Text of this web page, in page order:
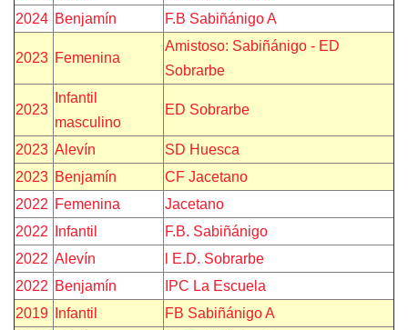
2024 Benjamín F.B Sabiñánigo A
2023 Femenina
Amistoso: Sabiñánigo - ED
Sobrarbe
2023
Infantil
masculino
ED Sobrarbe
2023 Alevín
SD Huesca
2023 Benjamín
CF Jacetano
2022 Femenina
Jacetano
2022
Infantil
F.B. Sabiñánigo
2022 Alevín
l E.D. Sobrarbe
2022 Benjamín
IPC La Escuela
2019
Infantil
FB Sabiñánigo A